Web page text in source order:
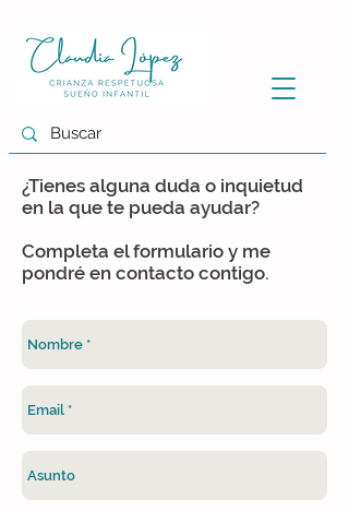
¿Tienes alguna duda o inquietud
en la que te pueda ayudar?
Completa el formulario y me
pondré en contacto contigo.